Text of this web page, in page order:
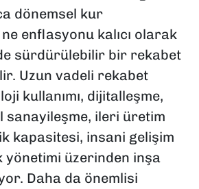
dönemsel kur
enflasyonu kalıcı olarak
sürdürülebilir bir rekabet
Uzun vadeli rekabet
kullanımı, dijitalleşme,
sanayileşme, ileri üretim
kapasitesi, insani gelişim
yönetimi üzerinden inşa
Daha da önemlisi